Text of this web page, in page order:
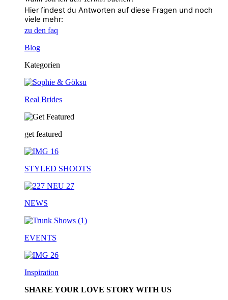
Hier findest du Antworten auf diese Fragen und noch
viele mehr:
zu den faq
Blog
Kategorien
Real Brides
get featured
STYLED SHOOTS
NEWS
EVENTS
Inspiration
SHARE YOUR LOVE STORY WITH US